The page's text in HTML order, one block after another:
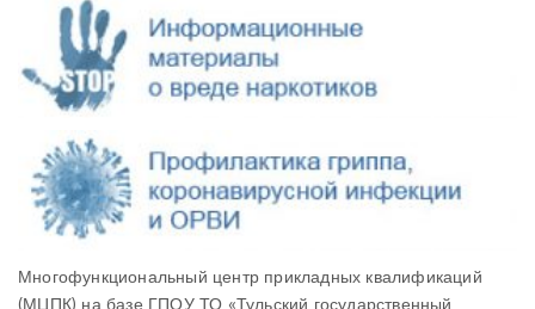
Многофункциональный центр прикладных квалификаций
(МЦПК) на базе ГПОУ ТО «Тульский государственный